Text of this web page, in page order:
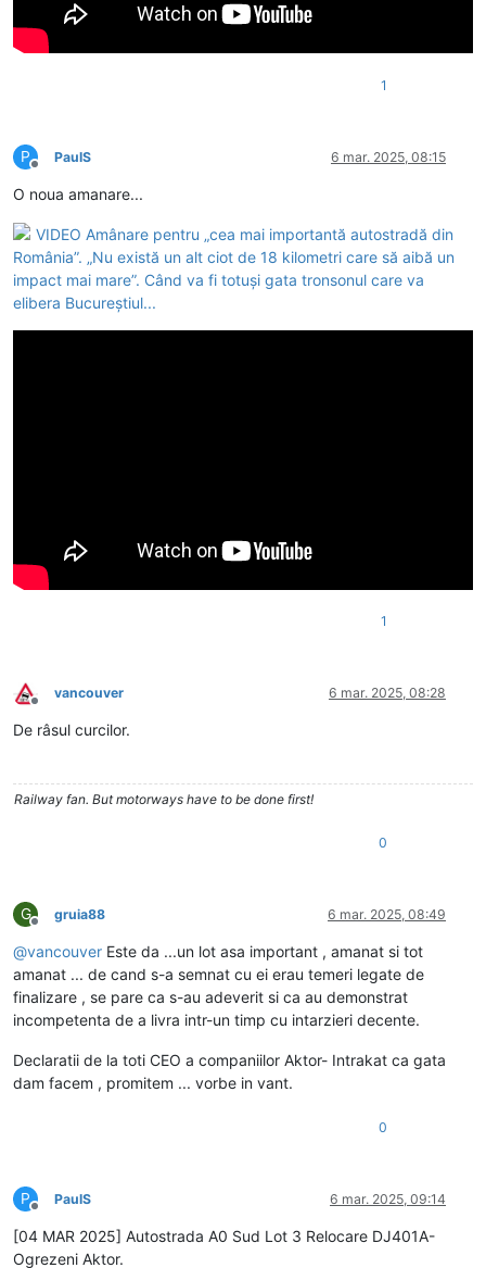
1
P
Deconectat
PaulS 6 mar. 2025, 08:15
O noua amanare...
VIDEO Amânare pentru „cea mai importantă autostradă din
România”. „Nu există un alt ciot de 18 kilometri care să aibă un
impact mai mare”. Când va fi totuși gata tronsonul care va
elibera Bucureștiul...
1
Deconectat
vancouver 6 mar. 2025, 08:28
De râsul curcilor.
Railway fan. But motorways have to be done first!
0
G
Deconectat
gruia88 6 mar. 2025, 08:49
@vancouver Este da ...un lot asa important , amanat si tot
amanat ... de cand s-a semnat cu ei erau temeri legate de
finalizare , se pare ca s-au adeverit si ca au demonstrat
incompetenta de a livra intr-un timp cu intarzieri decente.
Declaratii de la toti CEO a companiilor Aktor- Intrakat ca gata
dam facem , promitem ... vorbe in vant.
0
P
Deconectat
PaulS 6 mar. 2025, 09:14
[04 MAR 2025] Autostrada A0 Sud Lot 3 Relocare DJ401A-
Ogrezeni Aktor.